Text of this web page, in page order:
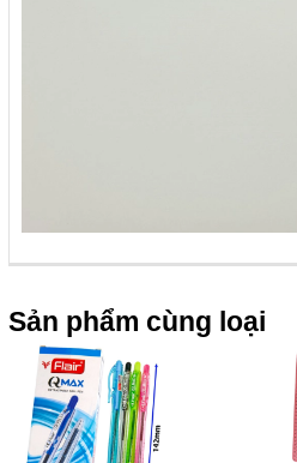
Sản phẩm cùng loại